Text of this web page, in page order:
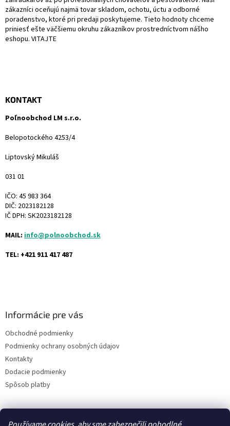
zákazníci oceňujú najmä tovar skladom, ochotu, úctu a odborné
poradenstvo, ktoré pri predaji poskytujeme. Tieto hodnoty chceme
priniesť ešte väčšiemu okruhu zákazníkov prostredníctvom nášho
eshopu. VITAJTE
KONTAKT
Poľnoobchod LM s.r.o.
Belopotockého 4253/4
Liptovský Mikuláš
031 01
IČO: 45 983 364
DIČ: 2023182128
IČ DPH: SK2023182128
MAIL: info@polnoobchod.sk
TEL: +421 911 417 487
Informácie pre vás
Obchodné podmienky
Podmienky ochrany osobných údajov
Kontakty
Dodacie podmienky
Spôsob platby